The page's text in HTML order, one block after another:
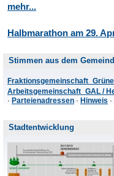
mehr...
Halbmarathon am 29.
Stimmen aus dem
Fraktionsgemeinschaft
Arbeitsgemeinschaft GAL /
· Parteienadressen · Hinweis ·
Stadtentwicklung